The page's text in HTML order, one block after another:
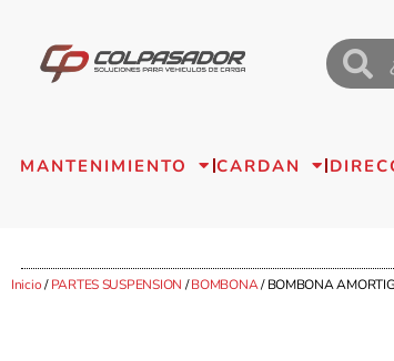
MANTENIMIENTO CARDAN
Inicio/PARTES SUSPENSION /BOMBONA/ BOMBONA